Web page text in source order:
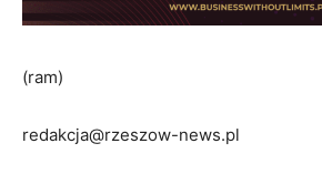
(ram)
redakcja@rzeszow-news.pl